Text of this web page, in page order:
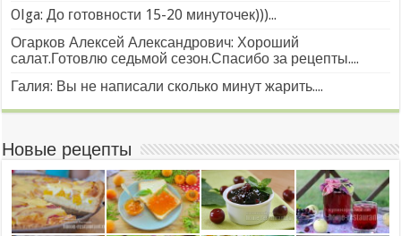
Olga: До готовности 15-20 минуточек)))...
Огарков Алексей Александрович: Хороший
салат.Готовлю седьмой сезон.Спасибо за рецепты....
Галия: Вы не написали сколько минут жарить....
Новые рецепты